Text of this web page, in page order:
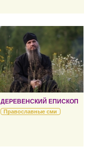
ДЕРЕВЕНСКИЙ ЕПИСКОП
Православные сми